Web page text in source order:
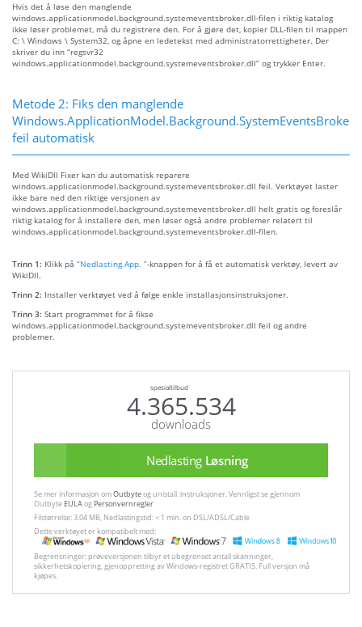
Hvis det å løse den manglende
windows.applicationmodel.background.systemeventsbroker.dll-filen i riktig katalog
ikke løser problemet, må du registrere den. For å gjøre det, kopier DLL-filen til mappen
C: \ Windows \ System32, og åpne en ledetekst med administratorrettigheter. Der
skriver du inn “regsvr32
windows.applicationmodel.background.systemeventsbroker.dll” og trykker Enter.
Metode 2: Fiks den manglende
feil automatisk
Med WikiDll Fixer kan du automatisk reparere
windows.applicationmodel.background.systemeventsbroker.dll feil. Verktøyet laster
ikke bare ned den riktige versjonen av
windows.applicationmodel.background.systemeventsbroker.dll helt gratis og foreslår
riktig katalog for å installere den, men løser også andre problemer relatert til
windows.applicationmodel.background.systemeventsbroker.dll-filen.
Trinn 1: Klikk på “Nedlasting App. ”-knappen for å få et automatisk verktøy, levert av
WikiDll.
Trinn 2: Installer verktøyet ved å følge enkle installasjonsinstruksjoner.
Trinn 3: Start programmet for å fikse
windows.applicationmodel.background.systemeventsbroker.dll feil og andre
problemer.
spesialtilbud
4.365.534
downloads
Nedlasting Løsning
Se mer informasjon omOutbyteog unistall :instruksjoner. Vennligst se gjennom
Outbyte EULAog Personvernregler
Filstørrelse: 3.04 MB, Nedlastingstid: < 1 min. on DSL/ADSL/Cable
Dette verktøyet er kompatibelt med:
Begrensninger: prøveversjonen tilbyr et ubegrenset antall skanninger,
sikkerhetskopiering, gjenoppretting av Windows-registret GRATIS. Full versjon må
kjøpes.